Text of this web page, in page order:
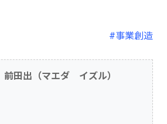
#事業創造
前田出（マエダ イズル）